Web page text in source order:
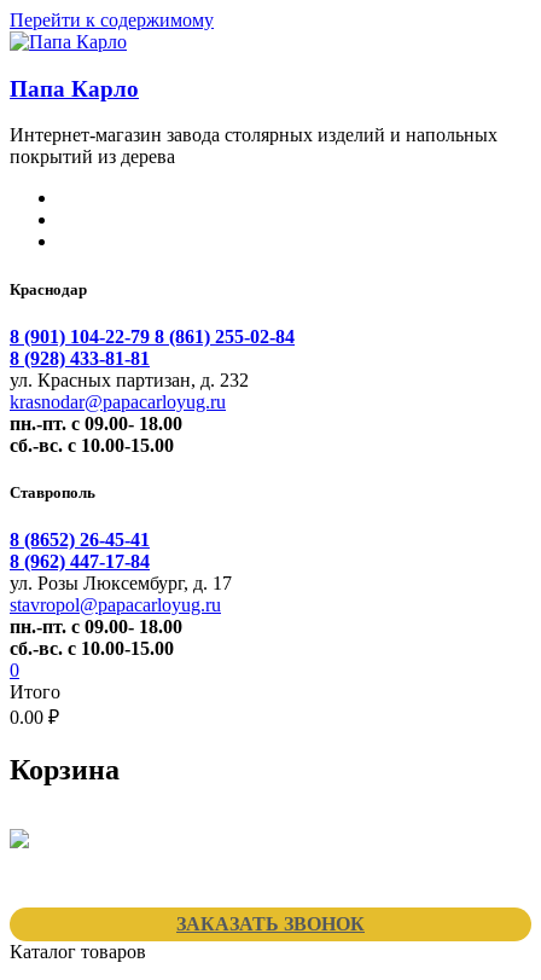
Перейти к содержимому
Папа Карло
Интернет-магазин завода столярных изделий и напольных
покрытий из дерева
Краснодар
8 (901) 104-22-79 8 (861) 255-02-84
8 (928) 433-81-81
ул. Красных партизан, д. 232
krasnodar@papacarloyug.ru
пн.-пт. с 09.00- 18.00
сб.-вс. с 10.00-15.00
Ставрополь
8 (8652) 26-45-41
8 (962) 447-17-84
ул. Розы Люксембург, д. 17
stavropol@papacarloyug.ru
пн.-пт. с 09.00- 18.00
сб.-вс. с 10.00-15.00
0
Итого
0.00 ₽
Корзина
ЗАКАЗАТЬ ЗВОНОК
Каталог товаров